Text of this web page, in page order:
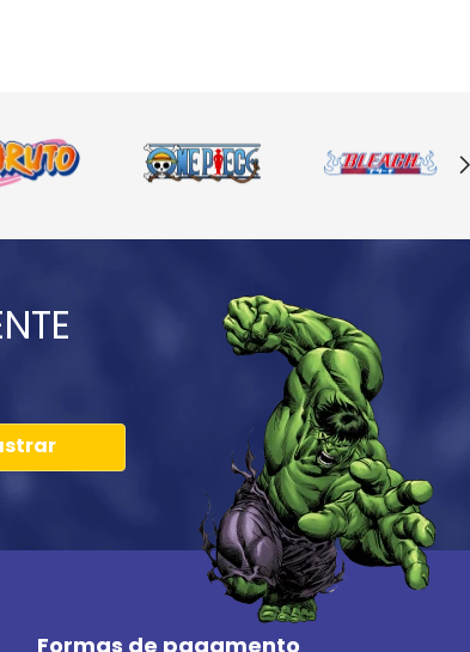
Formas de pagamento